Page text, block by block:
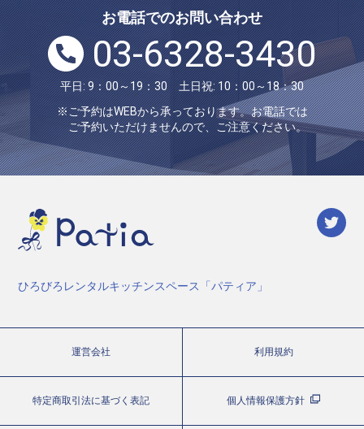
お電話でのお問い合わせ
03-6328-3430
平日: 9：00～19：30 土日祝: 10：00～18：30
※ご予約はWEBから承っております。お電話では
ご予約いただけませんので、ご注意ください。
ひろびろレンタルキッチンスペース「パティア」
運営会社 利用規約
特定商取引法に基づく表記 個人情報保護方針